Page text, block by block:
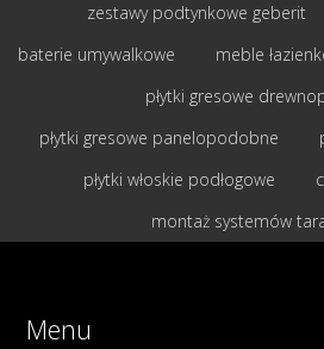
zestawy podtynkowe geberit
baterie umywalkowe
meble
płytki gresowe
płytki gresowe panelopodobne
płytki włoskie podłogowe
montaż systemów
Menu